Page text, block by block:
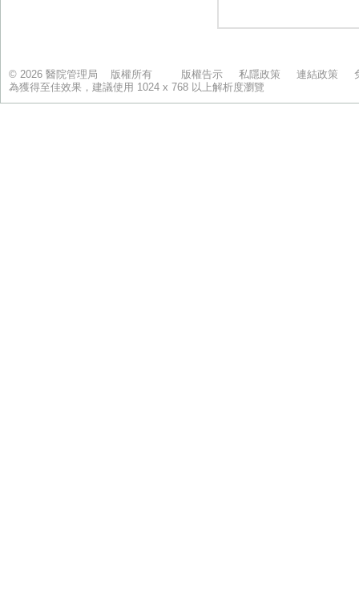
© 2026 醫院管理局 版權所有 版權告示 私隱政策 連結政策
為獲得至佳效果，建議使用 1024 x 768 以上解析度瀏覽